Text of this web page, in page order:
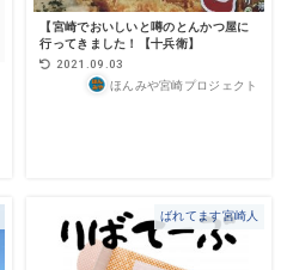
【宮崎でおいしいと噂のとんかつ屋に
行ってきました！【十兵衛】
2021.09.03
ほんみや宮崎プロジェクト
ばれてます宮崎人